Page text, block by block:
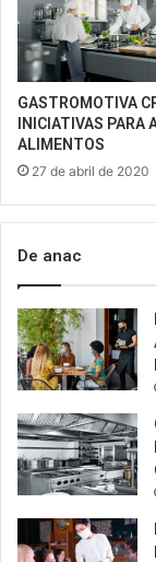
GASTROMOTIVA
INICIATIVAS PARA
ALIMENTOS
27 de abril de 2020
De anac